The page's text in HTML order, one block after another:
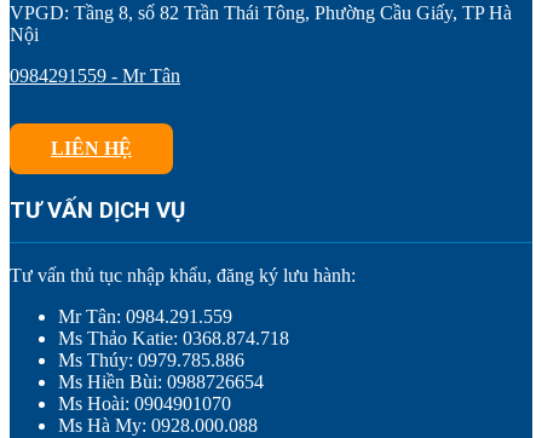
VPGD: Tầng 8, số 82 Trần Thái Tông, Phường Cầu Giấy, TP Hà
Nội
0984291559 - Mr Tân
LIÊN HỆ
TƯ VẤN DỊCH VỤ
Tư vấn thủ tục nhập khẩu, đăng ký lưu hành:
Mr Tân: 0984.291.559
Ms Thảo Katie: 0368.874.718
Ms Thúy: 0979.785.886
Ms Hiền Bùi: 0988726654
Ms Hoài: 0904901070
Ms Hà My: 0928.000.088